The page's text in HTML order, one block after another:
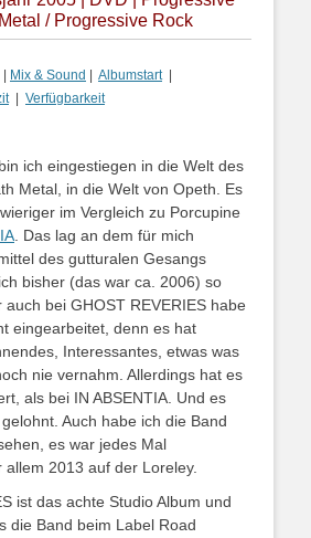
/ Progressive Rock
Mix & Sound Albumstart|
| Verfügbarkeit
ich eingestiegen in die Welt des
Metal, in die Welt von Opeth. Es
im Vergleich zu Porcupine
. Das lag an dem für mich
des gutturalen Gesangs
bisher (das war ca. 2006) so
auch bei GHOST REVERIES habe
eingearbeitet, denn es hat
Interessantes, etwas was
nie vernahm. Allerdings hat es
als bei IN ABSENTIA. Und es
Auch habe ich die Band
es war jedes Mal
allem 2013 auf der Loreley.
ist das achte Studio Album und
die Band beim Label Road